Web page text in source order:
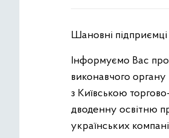
Шановні підприємці
Інформуємо Вас
виконавчого органу
з Київською
дводенну освітню
українських